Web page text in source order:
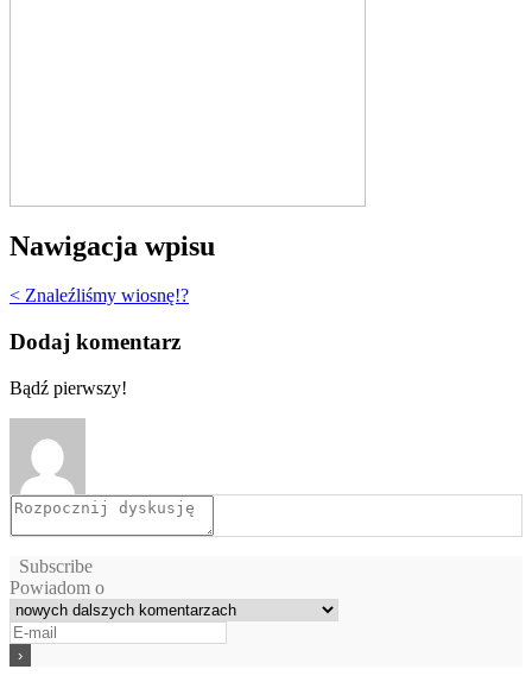
Nawigacja wpisu
< Znaleźliśmy wiosnę!?
Dodaj komentarz
Bądź pierwszy!
Subscribe
Powiadom o